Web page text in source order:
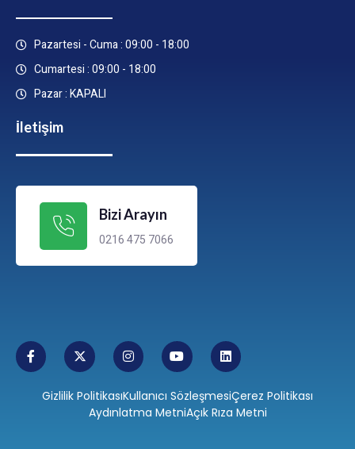
Pazartesi - Cuma : 09:00 - 18:00
Cumartesi : 09:00 - 18:00
Pazar : KAPALI
İletişim
Bizi Arayın
0216 475 7066
Gizlilik PolitikasıKullanıcı SözleşmesiÇerez Politikası
Aydınlatma MetniAçık Rıza Metni